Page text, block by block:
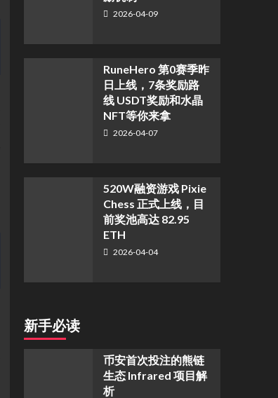
2026-04-09
RuneHero 第0赛季昨
日上线，7条奖励路
线 USDT奖励和水晶
NFT等你来拿
2026-04-07
520W融资游戏 Pixie
Chess 正式上线，目
前奖池高达 82.95
ETH
2026-04-04
新手必读
币安首次投注的熊链
生态 Infrared 项目解
析